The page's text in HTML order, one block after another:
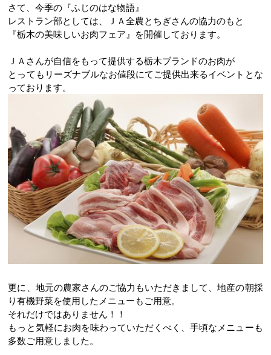
さて、今季の『ふじのはな物語』
レストラン部としては、ＪＡ全農とちぎさんの協力のもと
『栃木の美味しいお肉フェア』を開催しております。
ＪＡさんが自信をもって提供する栃木ブランドのお肉が
とってもリーズナブルなお値段にてご提供出来るイベントとな
っております。
更に、地元の農家さんのご協力もいただきまして、地産の朝採
り有機野菜を使用したメニューもご用意。
それだけではありません！！
もっと気軽にお肉を味わっていただくべく、手頃なメニューも
多数ご用意しました。